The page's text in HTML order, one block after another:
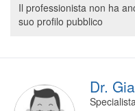
Il professionista non ha
suo profilo pubblico
Dr.